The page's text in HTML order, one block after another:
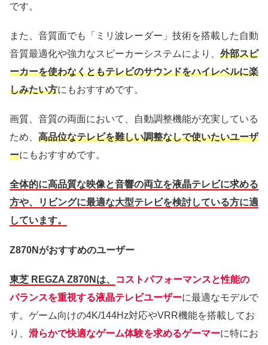
です。
また、音質面でも「ミリ波レーダー」技術を搭載した自動
音質最適化や強力なスピーカーシステムにより、 外部スピ
ーカーを使わなくともテレビのサウンドをハイレベルに楽
しみたい方にもおすすめです。
画質、音質の両面において、自動調整機能が充実している
ため、 高品位なテレビを難しい調整なしで使いたいユーザ
ーにもおすすめです。
全体的に高品質な映像と音響の両立を液晶テレビに求める
方や、リビングに最適な大型テレビを検討している方に適
しています。
Z870Nがおすすめのユーザー
東芝 REGZA Z870Nは、
コストパフォーマンスと性能の
バランスを重視する液晶テレビユーザーに最適なモデルで
す。ゲーム向けの4K/144Hz対応やVRR機能を搭載してお
り、 滑らかで快適なゲーム体験を求めるゲーマーに特にお